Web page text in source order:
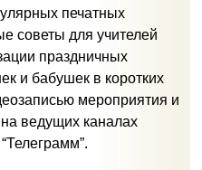
печатных
советы для учителей
праздничных
и бабушек в коротких
мероприятия и
ведущих каналах